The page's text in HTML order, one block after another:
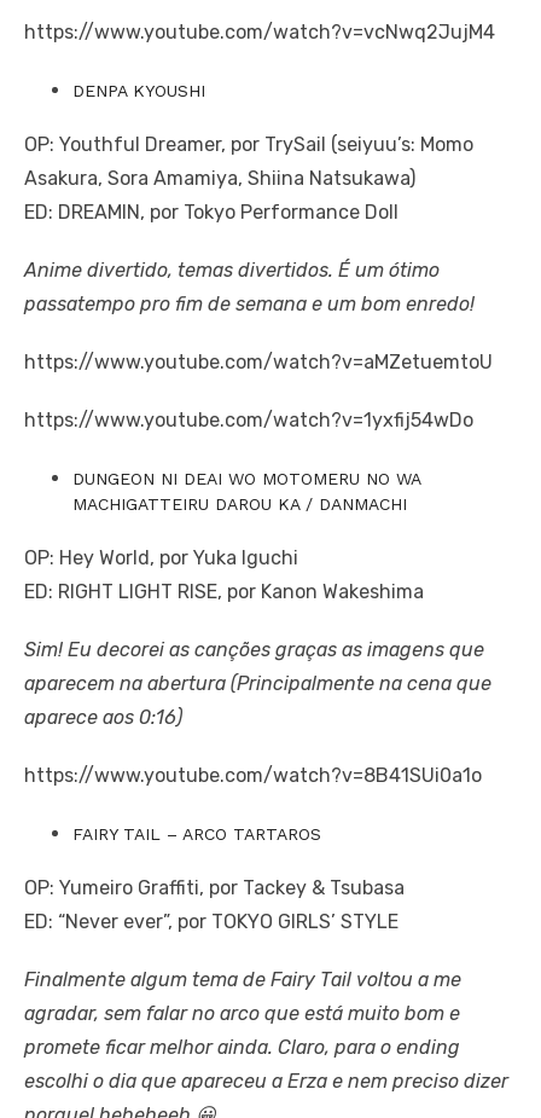
https://www.youtube.com/watch?v=vcNwq2JujM4
DENPA KYOUSHI
OP: Youthful Dreamer, por TrySail (seiyuu’s: Momo
Asakura, Sora Amamiya, Shiina Natsukawa)
ED: DREAMIN, por Tokyo Performance Doll
Anime divertido, temas divertidos. É um ótimo
passatempo pro fim de semana e um bom enredo!
https://www.youtube.com/watch?v=aMZetuemtoU
https://www.youtube.com/watch?v=1yxfij54wDo
DUNGEON NI DEAI WO MOTOMERU NO WA
MACHIGATTEIRU DAROU KA / DANMACHI
OP: Hey World, por Yuka Iguchi
ED: RIGHT LIGHT RISE, por Kanon Wakeshima
Sim! Eu decorei as canções graças as imagens que
aparecem na abertura (Principalmente na cena que
aparece aos 0:16)
https://www.youtube.com/watch?v=8B41SUi0a1o
FAIRY TAIL – ARCO TARTAROS
OP: Yumeiro Graffiti, por Tackey & Tsubasa
ED: “Never ever”, por TOKYO GIRLS’ STYLE
Finalmente algum tema de Fairy Tail voltou a me
agradar, sem falar no arco que está muito bom e
promete ficar melhor ainda. Claro, para o ending
escolhi o dia que apareceu a Erza e nem preciso dizer